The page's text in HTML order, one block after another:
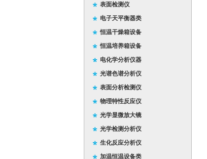
表面检测仪
电子天平衡器类
恒温干燥箱设备
恒温培养箱设备
电化学分析仪器
光谱色谱分析仪
表面分析检测仪
物理特性反应仪
光学显微放大镜
光学检测分析仪
生化反应分析仪
加温恒温设备类